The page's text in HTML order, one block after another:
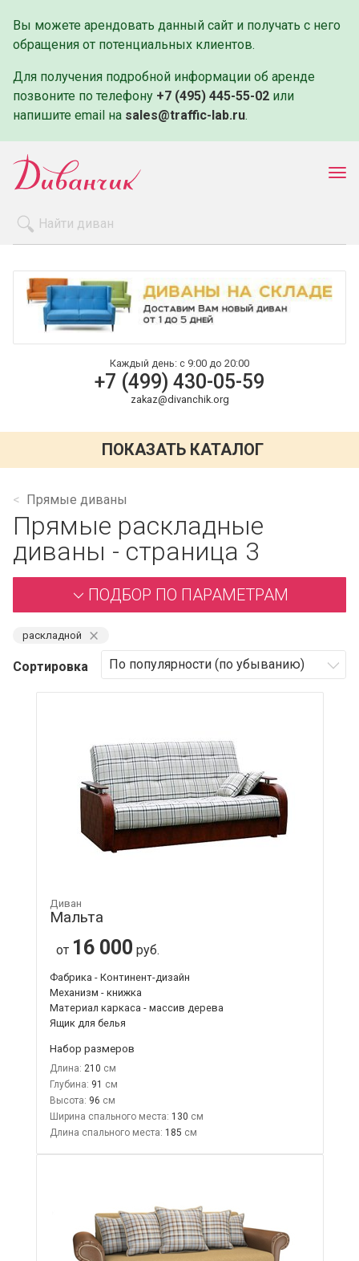
Вы можете арендовать данный сайт и получать с него
обращения от потенциальных клиентов.
Для получения подробной информации об аренде
позвоните по телефону +7 (495) 445-55-02 или
напишите email на sales@traffic-lab.ru.
Оплата и доставка
Контакты
Каждый день: с 9:00 до 20:00
+7 (499) 430-05-59
zakaz@divanchik.org
ПОКАЗАТЬ КАТАЛОГ
Прямые диваны
Прямые раскладные
диваны - страница 3
ПОДБОР ПО ПАРАМЕТРАМ
раскладной ⨯
Сортировка
Диван
Мальта
от 16 000 руб.
Фабрика - Континент-дизайн
Механизм - книжка
Материал каркаса - массив дерева
Ящик для белья
Набор размеров
Длина: 210
Глубина: 91
Высота: 96
Ширина спального места: 130
Длина спального места: 185